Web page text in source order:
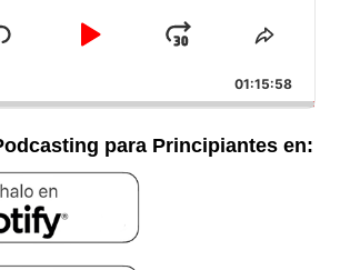
Reproducir
Pausar
Avanzar
01:15:58
para Principiantes en: